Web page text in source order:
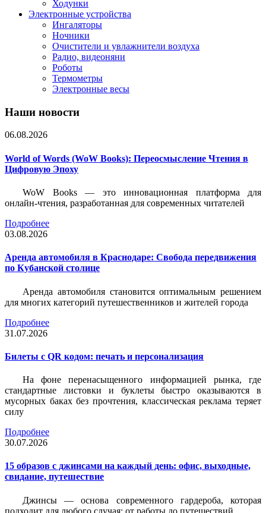
Ходунки
Электронные устройства
Ингаляторы
Ночники
Очистители и увлажнители воздуха
Радио, видеоняни
Роботы
Термометры
Электронные весы
Наши новости
06.08.2026
World of Words (WoW Books): Переосмысление Чтения в
Цифровую Эпоху
WoW Books — это инновационная платформа для
онлайн-чтения, разработанная для современных читателей
Подробнее
03.08.2026
Аренда автомобиля в Краснодаре: Свобода передвижения
по Кубанской столице
Аренда автомобиля становится оптимальным решением
для многих категорий путешественников и жителей города
Подробнее
31.07.2026
Билеты c QR кодом: печать и персонализация
На фоне перенасыщенного информацией рынка, где
стандартные листовки и буклеты быстро оказываются в
мусорных баках без прочтения, классическая реклама теряет
силу
Подробнее
30.07.2026
15 образов с джинсами на каждый день: офис, выходные,
свидание, путешествие
Джинсы — основа современного гардероба, которая
подходит для любого случая: от работы до путешествий